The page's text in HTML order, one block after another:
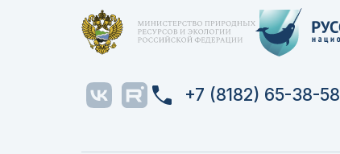
+7 (8182) 65-38-58